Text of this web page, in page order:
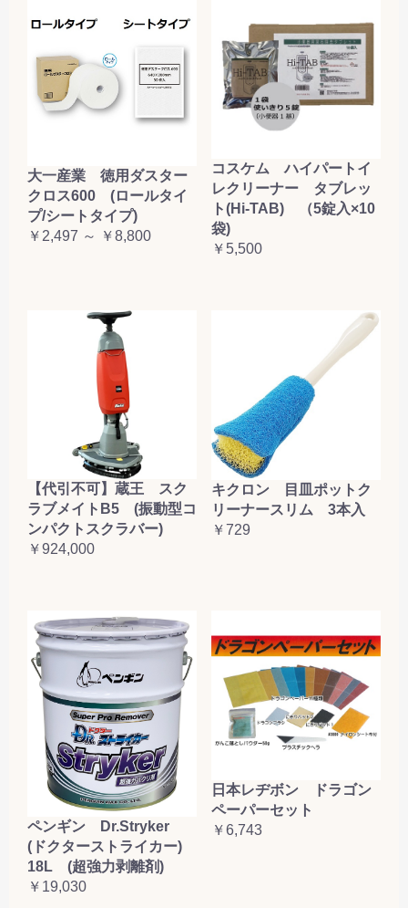
大一産業 徳用ダスター
クロス600 (ロールタイ
プ/シートタイプ)
￥2,497 ～ ￥8,800
コスケム ハイパートイ
レクリーナー タブレッ
ト(Hi-TAB) （5錠入×10
袋)
￥5,500
【代引不可】蔵王 スク
ラブメイトB5 (振動型コ
ンパクトスクラバー)
￥924,000
キクロン 目皿ポットク
リーナースリム 3本入
￥729
ペンギン Dr.Stryker
(ドクターストライカー)
18L (超強力剥離剤)
￥19,030
日本レヂボン ドラゴン
ペーパーセット
￥6,743